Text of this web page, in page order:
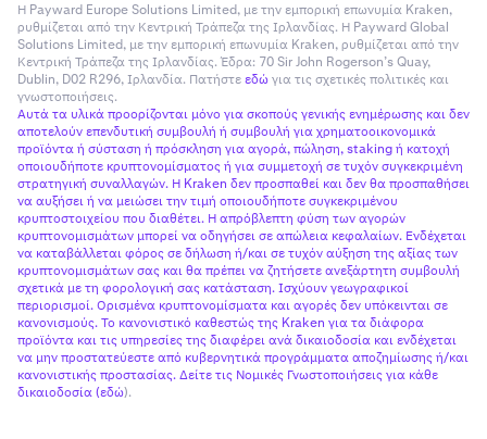
Η Payward Europe Solutions Limited, με την εμπορική επωνυμία Kraken,
ρυθμίζεται από την Κεντρική Τράπεζα της Ιρλανδίας. Η Payward Global
Solutions Limited, με την εμπορική επωνυμία Kraken, ρυθμίζεται από την
Κεντρική Τράπεζα της Ιρλανδίας. Έδρα: 70 Sir John Rogerson’s Quay,
Dublin, D02 R296, Ιρλανδία. Πατήστεεδώγια τις σχετικές πολιτικές και
γνωστοποιήσεις.
Αυτά τα υλικά προορίζονται μόνο για σκοπούς γενικής ενημέρωσης και δεν
αποτελούν επενδυτική συμβουλή ή συμβουλή για χρηματοοικονομικά
προϊόντα ή σύσταση ή πρόσκληση για αγορά, πώληση, staking ή κατοχή
οποιουδήποτε κρυπτονομίσματος ή για συμμετοχή σε τυχόν συγκεκριμένη
στρατηγική συναλλαγών. Η Kraken δεν προσπαθεί και δεν θα προσπαθήσει
να αυξήσει ή να μειώσει την τιμή οποιουδήποτε συγκεκριμένου
κρυπτοστοιχείου που διαθέτει. Η απρόβλεπτη φύση των αγορών
κρυπτονομισμάτων μπορεί να οδηγήσει σε απώλεια κεφαλαίων. Ενδέχεται
να καταβάλλεται φόρος σε δήλωση ή/και σε τυχόν αύξηση της αξίας των
κρυπτονομισμάτων σας και θα πρέπει να ζητήσετε ανεξάρτητη συμβουλή
σχετικά με τη φορολογική σας κατάσταση. Ισχύουν γεωγραφικοί
περιορισμοί. Ορισμένα κρυπτονομίσματα και αγορές δεν υπόκεινται σε
κανονισμούς. Το κανονιστικό καθεστώς της Kraken για τα διάφορα
προϊόντα και τις υπηρεσίες της διαφέρει ανά δικαιοδοσία και ενδέχεται
να μην προστατεύεστε από κυβερνητικά προγράμματα αποζημίωσης ή/και
κανονιστικής προστασίας. Δείτε τις Νομικές Γνωστοποιήσεις για κάθε
δικαιοδοσία (εδώ).